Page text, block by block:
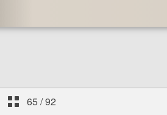
65/92